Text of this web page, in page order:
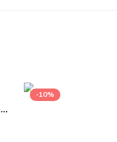
Ventilator de extractie pentru baie Soler & Palau Silent 100 CZ Silver Design 3C
-10%